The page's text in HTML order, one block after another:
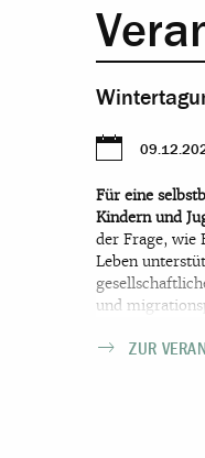
Für eine
Kindern und
der Frage, wie
Leben
und
und Bildung
Tagung
ZUR